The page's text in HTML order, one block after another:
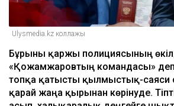
Ulysmedia.kz коллажы
Бұрынғы қаржы полициясының
«Қожамжаровтың командасы»
топқа қатысты қылмыстық-саяси
қарай жаңа қырынан көрінуде.